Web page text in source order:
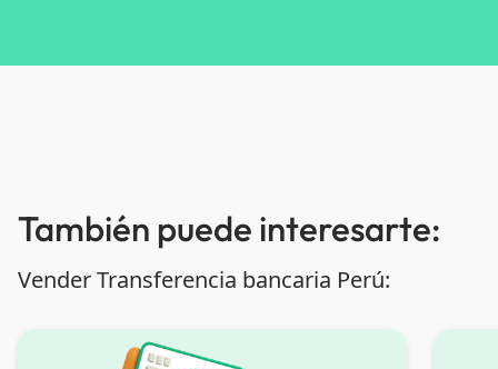
También puede interesarte:
Vender Transferencia bancaria Perú: